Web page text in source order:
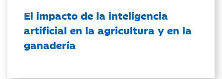
El impacto de la inteligencia
artificial en la agricultura y en la
ganadería